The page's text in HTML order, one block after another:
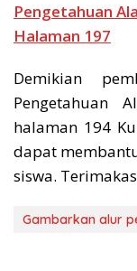
Pengetahuan
Halaman 197
Demikian
Pengetahuan
halaman 194
dapat
siswa.
Gambarkan alur